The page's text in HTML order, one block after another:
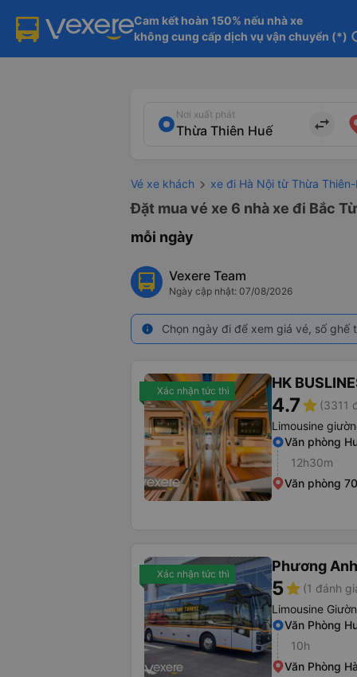
Cam kết hoàn 150% nếu nhà xe
không cung cấp dịch vụ vận chuyển (*)
Nơi xuất phát
import_export
Vé xe khách xe đi Hà Nội từ Thừa
Đặt mua vé xe 6 nhà xe đi Bắc
mỗi ngày
Vexere Team
Ngày cập nhật: 07/08/2026
info Chọn ngày đi để xem giá vé, số
Xác nhận tức thì HK
4.7star (3311
Limousine
Văn phòng
12h30m
Văn phòng
Xác nhận tức thì Phương
5star (1 đánh
Limousine
Văn Phòng
10h
Văn Phòng